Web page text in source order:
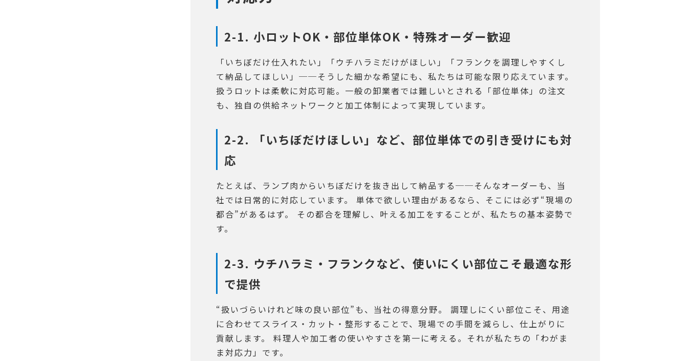
2-1. 小ロットOK・部位単体OK・特殊オーダー歓迎
「いちぼだけ仕入れたい」「ウチハラミだけがほしい」「フランクを調理しやすくし
て納品してほしい」──そうした細かな希望にも、私たちは可能な限り応えています。
扱うロットは柔軟に対応可能。一般の卸業者では難しいとされる「部位単体」の注文
も、独自の供給ネットワークと加工体制によって実現しています。
2-2. 「いちぼだけほしい」など、部位単体での引き受けにも対
応
たとえば、ランプ肉からいちぼだけを抜き出して納品する──そんなオーダーも、当
社では日常的に対応しています。 単体で欲しい理由があるなら、そこには必ず“現場の
都合”があるはず。 その都合を理解し、叶える加工をすることが、私たちの基本姿勢で
す。
2-3. ウチハラミ・フランクなど、使いにくい部位こそ最適な形
で提供
“扱いづらいけれど味の良い部位”も、当社の得意分野。 調理しにくい部位こそ、用途
に合わせてスライス・カット・整形することで、現場での手間を減らし、仕上がりに
貢献します。 料理人や加工者の使いやすさを第一に考える。それが私たちの「わがま
ま対応力」です。